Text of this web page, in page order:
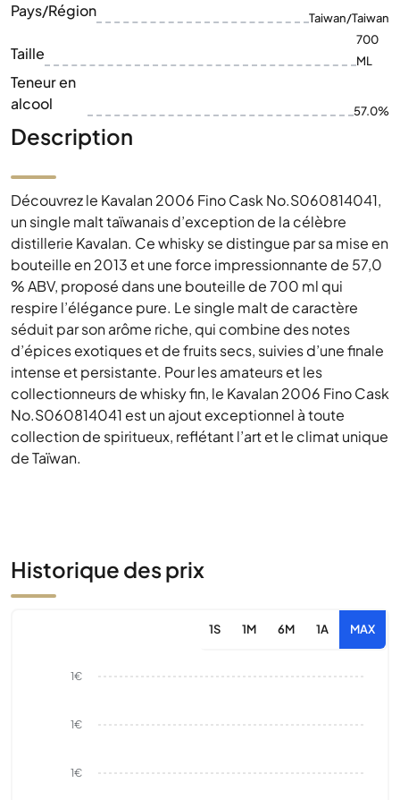
Pays/Région Taiwan/Taiwan
Taille
700
ML
Teneur en
alcool
57.0%
Description
Découvrez le Kavalan 2006 Fino Cask No.S060814041,
un single malt taïwanais d’exception de la célèbre
distillerie Kavalan. Ce whisky se distingue par sa mise en
bouteille en 2013 et une force impressionnante de 57,0
% ABV, proposé dans une bouteille de 700 ml qui
respire l’élégance pure. Le single malt de caractère
séduit par son arôme riche, qui combine des notes
d’épices exotiques et de fruits secs, suivies d’une finale
intense et persistante. Pour les amateurs et les
collectionneurs de whisky fin, le Kavalan 2006 Fino Cask
No.S060814041 est un ajout exceptionnel à toute
collection de spiritueux, reflétant l’art et le climat unique
de Taïwan.
Historique des prix
1S 1M 6M 1A MAX
1€
1€
1€